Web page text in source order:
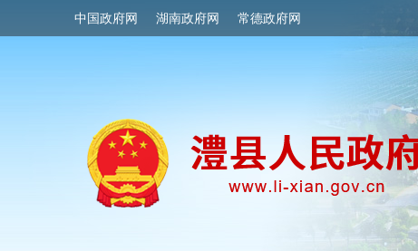
中国政府网 湖南政府网 常德政府网